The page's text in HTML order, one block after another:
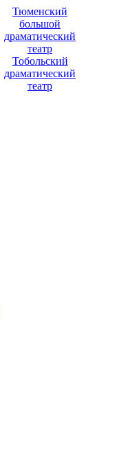
Тюменский
большой
драматический
театр
Тобольский
драматический
театр